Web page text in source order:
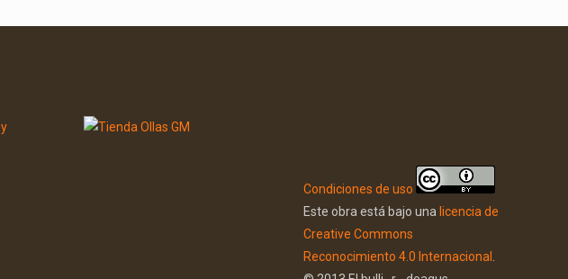
Condiciones de uso
Este obra está bajo una licencia de
Creative Commons
Reconocimiento 4.0 Internacional .